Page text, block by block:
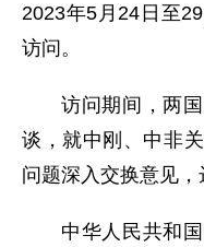
2023年5月24日至
访问。
访问期间，两
谈，就中刚、中非
问题深入交换意见，
中华人民共和